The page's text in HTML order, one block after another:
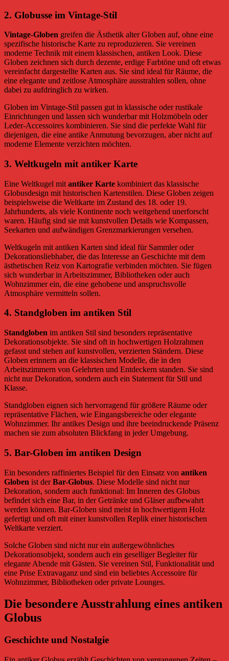
2. Globusse im Vintage-Stil
Vintage-Globen greifen die Ästhetik alter Globen auf, ohne eine
spezifische historische Karte zu reproduzieren. Sie vereinen
moderne Technik mit einem klassischen, antiken Look. Diese
Globen zeichnen sich durch dezente, erdige Farbtöne und oft etwas
vereinfacht dargestellte Karten aus. Sie sind ideal für Räume, die
eine elegante und zeitlose Atmosphäre ausstrahlen sollen, ohne
dabei zu aufdringlich zu wirken.
Globen im Vintage-Stil passen gut in klassische oder rustikale
Einrichtungen und lassen sich wunderbar mit Holzmöbeln oder
Leder-Accessoires kombinieren. Sie sind die perfekte Wahl für
diejenigen, die eine antike Anmutung bevorzugen, aber nicht auf
moderne Elemente verzichten möchten.
3. Weltkugeln mit antiker Karte
Eine Weltkugel mit antiker Karte kombiniert das klassische
Globusdesign mit historischen Kartenstilen. Diese Globen zeigen
beispielsweise die Weltkarte im Zustand des 18. oder 19.
Jahrhunderts, als viele Kontinente noch weitgehend unerforscht
waren. Häufig sind sie mit kunstvollen Details wie Kompassen,
Seekarten und aufwändigen Grenzmarkierungen versehen.
Weltkugeln mit antiken Karten sind ideal für Sammler oder
Dekorationsliebhaber, die das Interesse an Geschichte mit dem
ästhetischen Reiz von Kartografie verbinden möchten. Sie fügen
sich wunderbar in Arbeitszimmer, Bibliotheken oder auch
Wohnzimmer ein, die eine gehobene und anspruchsvolle
Atmosphäre vermitteln sollen.
4. Standgloben im antiken Stil
Standgloben im antiken Stil sind besonders repräsentative
Dekorationsobjekte. Sie sind oft in hochwertigen Holzrahmen
gefasst und stehen auf kunstvollen, verzierten Ständern. Diese
Globen erinnern an die klassischen Modelle, die in den
Arbeitszimmern von Gelehrten und Entdeckern standen. Sie sind
nicht nur Dekoration, sondern auch ein Statement für Stil und
Klasse.
Standgloben eignen sich hervorragend für größere Räume oder
repräsentative Flächen, wie Eingangsbereiche oder elegante
Wohnzimmer. Ihr antikes Design und ihre beeindruckende Präsenz
machen sie zum absoluten Blickfang in jeder Umgebung.
5. Bar-Globen im antiken Design
Ein besonders raffiniertes Beispiel für den Einsatz von antiken
Globen ist derBar-Globus. Diese Modelle sind nicht nur
Dekoration, sondern auch funktional: Im Inneren des Globus
befindet sich eine Bar, in der Getränke und Gläser aufbewahrt
werden können. Bar-Globen sind meist in hochwertigem Holz
gefertigt und oft mit einer kunstvollen Replik einer historischen
Weltkarte verziert.
Solche Globen sind nicht nur ein außergewöhnliches
Dekorationsobjekt, sondern auch ein geselliger Begleiter für
elegante Abende mit Gästen. Sie vereinen Stil, Funktionalität und
eine Prise Extravaganz und sind ein beliebtes Accessoire für
Wohnzimmer, Bibliotheken oder private Lounges.
Die besondere Ausstrahlung eines antiken
Globus
Geschichte und Nostalgie